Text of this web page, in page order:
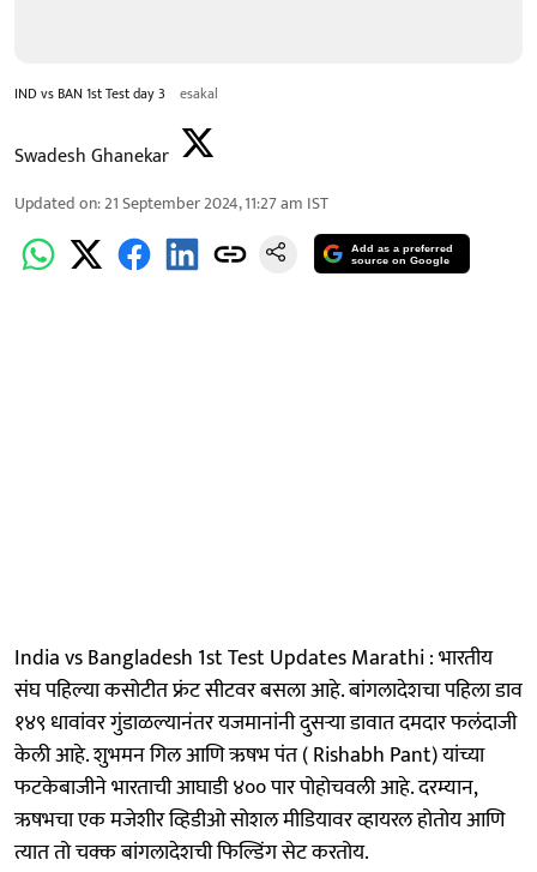
IND vs BAN 1st Test day 3 esakal
Swadesh Ghanekar
Updated on:21 September 2024, 11:27 am IST
Add as a preferred
source on Google
India vs Bangladesh 1st Test Updates Marathi : भारतीय
संघ पहिल्या कसोटीत फ्रंट सीटवर बसला आहे. बांगलादेशचा पहिला डाव
१४९ धावांवर गुंडाळल्यानंतर यजमानांनी दुसऱ्या डावात दमदार फलंदाजी
केली आहे. शुभमन गिल आणि ऋषभ पंत ( Rishabh Pant) यांच्या
फटकेबाजीने भारताची आघाडी ४०० पार पोहोचवली आहे. दरम्यान,
ऋषभचा एक मजेशीर व्हिडीओ सोशल मीडियावर व्हायरल होतोय आणि
त्यात तो चक्क बांगलादेशची फिल्डिंग सेट करतोय.